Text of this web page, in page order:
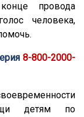
провода
человека,
8-800-2000-
детям по